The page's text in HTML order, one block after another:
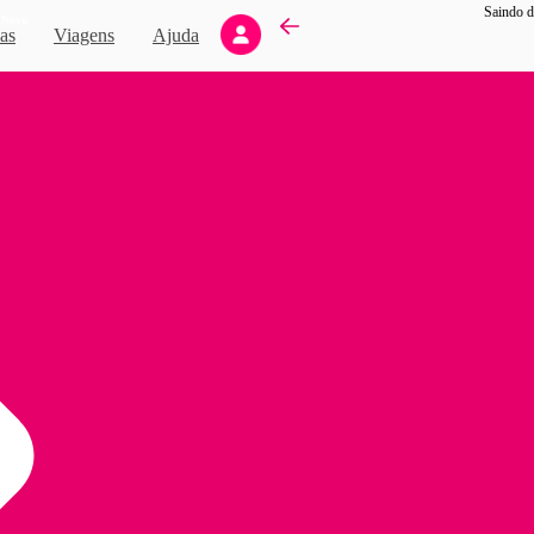
Viagens Ajuda
Saindo